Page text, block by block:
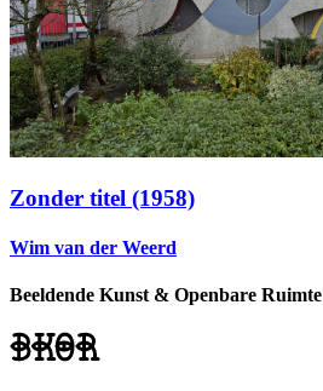
Zonder titel (1958)
Wim van der Weerd
Beeldende Kunst & Openbare Ruimte